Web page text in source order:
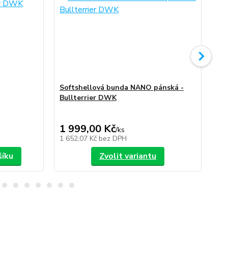
Softshellová bunda NANO pánská -
Bullterrier DWK
1 999,00 Kč/ks
1 652,07 Kč bez DPH
Zvolit variantu